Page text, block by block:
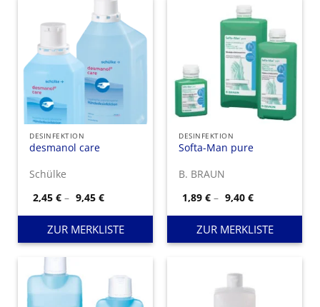
DESINFEKTION
desmanol care
Schülke
2,45€ – 9,45€Preisspanne:
bis
9,45 €
ZUR MERKLISTE
DESINFEKTION
Softa-Man pure
B. BRAUN
1,89€ – 9,40€Preisspanne:
bis
9,40 €
ZUR MERKLISTE